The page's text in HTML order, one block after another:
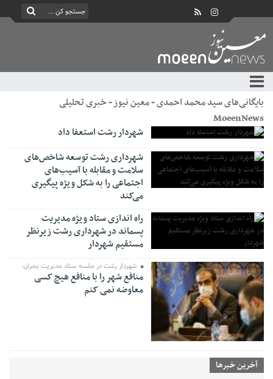
بایگانی‌های سید محمد احمدی - معین نیوز - خبری تحلیلی
MoeenNews
شهردار رشت استعفا داد
شهرداری رشت توسعه شاخص‌های
سلامت و مقابله با آسیب‌های
اجتماعی را به شکل ویژه پیگیری
می‌کند
راه اندازی ستاد ویژه مدیریت
پسماند در شهرداری رشت زیرنظر
مستقیم شهردار
شهردار رشت در جلسه ستاد مدیریت بحران:
منافع شهر را با منافع هیچ کسی
معاوضه نمی کنم
آخرین خبرها